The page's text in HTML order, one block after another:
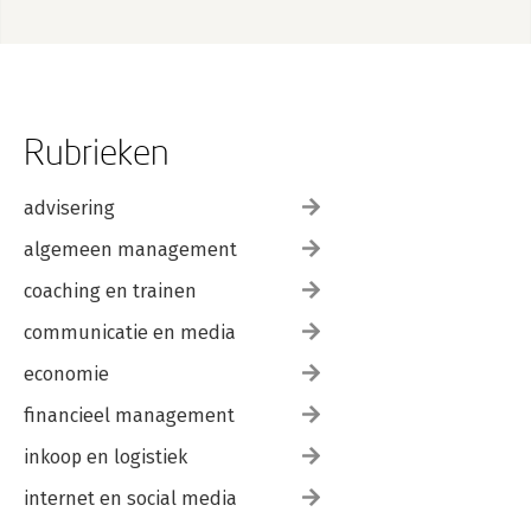
Rubrieken
advisering
algemeen management
coaching en trainen
communicatie en media
economie
financieel management
inkoop en logistiek
internet en social media